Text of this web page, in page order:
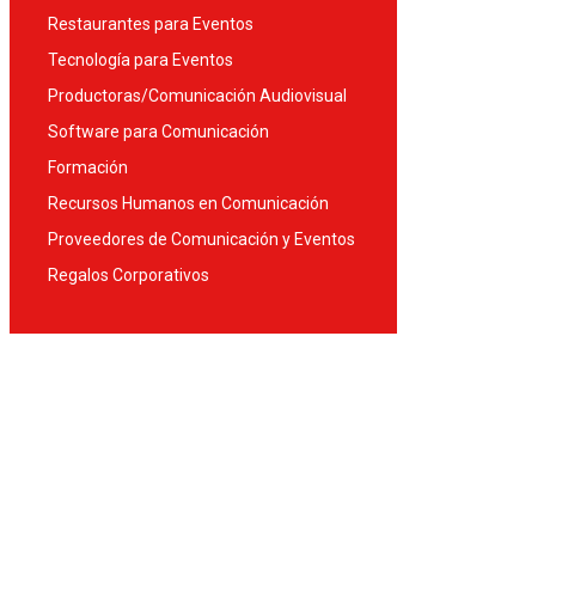
Restaurantes para Eventos
Tecnología para Eventos
Productoras/Comunicación Audiovisual
Software para Comunicación
Formación
Recursos Humanos en Comunicación
Proveedores de Comunicación y Eventos
Regalos Corporativos